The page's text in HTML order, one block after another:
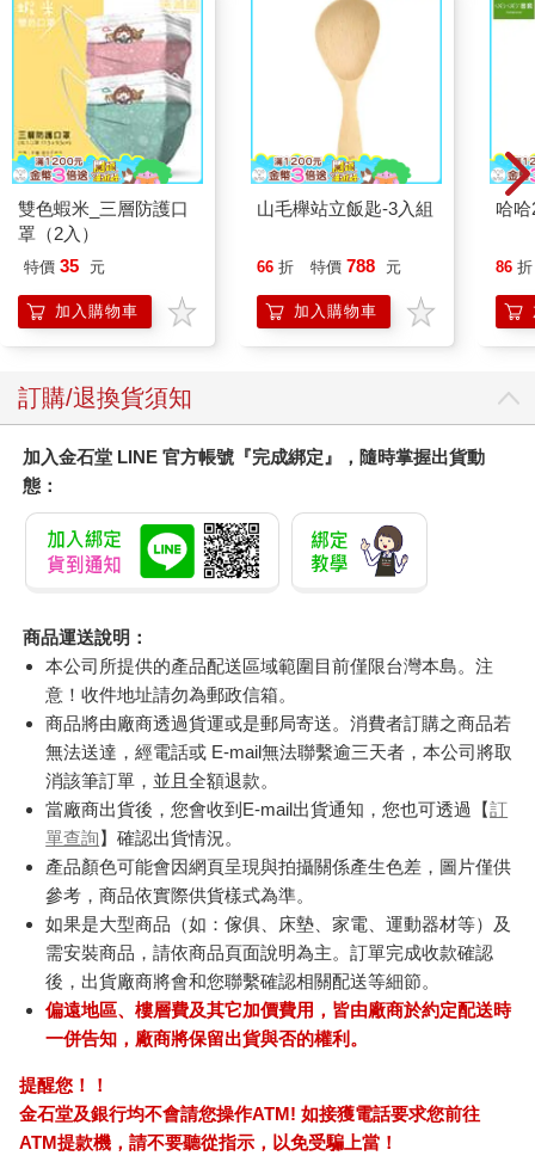
雙色蝦米_三層防護口
罩（2入）
特價 35 元
加入購物車
山毛櫸站立飯匙-3入組
66 折 特價 788 元
加入購物車
哈
86 折
訂購/退換貨須知
加入金石堂 LINE 官方帳號『完成綁定』，隨時掌握出貨動
態：
商品運送說明：
本公司所提供的產品配送區域範圍目前僅限台灣本島。注
意！收件地址請勿為郵政信箱。
商品將由廠商透過貨運或是郵局寄送。消費者訂購之商品若
無法送達，經電話或 E-mail無法聯繫逾三天者，本公司將取
消該筆訂單，並且全額退款。
當廠商出貨後，您會收到E-mail出貨通知，您也可透過【訂
單查詢】確認出貨情況。
產品顏色可能會因網頁呈現與拍攝關係產生色差，圖片僅供
參考，商品依實際供貨樣式為準。
如果是大型商品（如：傢俱、床墊、家電、運動器材等）及
需安裝商品，請依商品頁面說明為主。訂單完成收款確認
後，出貨廠商將會和您聯繫確認相關配送等細節。
偏遠地區、樓層費及其它加價費用，皆由廠商於約定配送時
一併告知，廠商將保留出貨與否的權利。
提醒您！！
金石堂及銀行均不會請您操作ATM! 如接獲電話要求您前往
ATM提款機，請不要聽從指示，以免受騙上當！